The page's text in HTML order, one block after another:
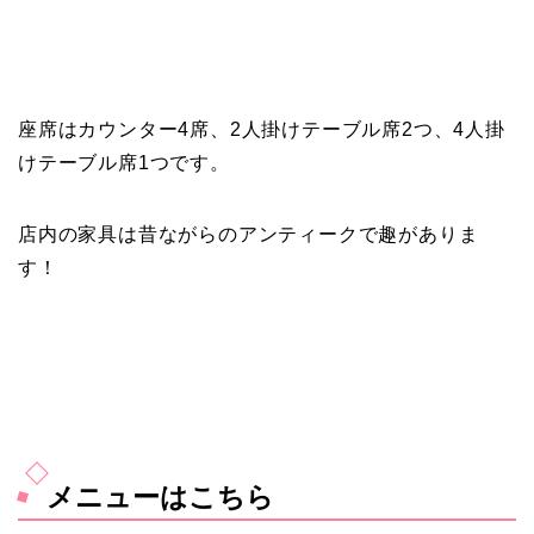
座席はカウンター4席、2人掛けテーブル席2つ、4人掛
けテーブル席1つです。
店内の家具は昔ながらのアンティークで趣がありま
す！
メニューはこちら